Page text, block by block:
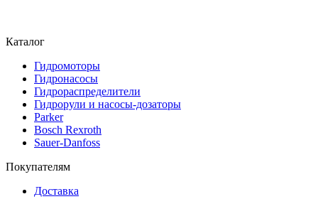
Каталог
Гидромоторы
Гидронасосы
Гидрораспределители
Гидрорули и насосы-дозаторы
Parker
Bosch Rexroth
Sauer-Danfoss
Покупателям
Доставка